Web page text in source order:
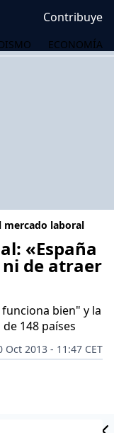
Contribuye
ECONOMÍA
mercado laboral
«España
ni de atraer
bien" y la
148 países
Oct 2013 - 11:47 CET